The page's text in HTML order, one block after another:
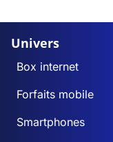
Univers
Box internet
Forfaits mobile
Smartphones